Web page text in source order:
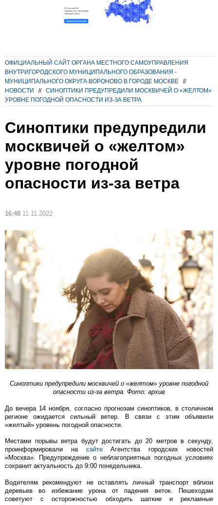
ОФИЦИАЛЬНЫЙ САЙТ ОРГАНА МЕСТНОГО САМОУПРАВЛЕНИЯ
ВНУТРИГОРОДСКОГО МУНИЦИПАЛЬНОГО ОБРАЗОВАНИЯ -
МУНИЦИПАЛЬНОГО ОКРУГА ВОРОНОВО В ГОРОДЕ МОСКВЕ
//
НОВОСТИ
//
СИНОПТИКИ ПРЕДУПРЕДИЛИ МОСКВИЧЕЙ О «ЖЕЛТОМ»
УРОВНЕ ПОГОДНОЙ ОПАСНОСТИ ИЗ-ЗА ВЕТРА
Синоптики предупредили
москвичей о «желтом»
уровне погодной
опасности из-за ветра
16:48 11.11.2022
Синоптики предупредили москвичей о «желтом» уровне погодной
опасности из-за ветра. Фото: архив
До вечера 14 ноября, согласно прогнозам синоптиков, в столичном
регионе ожидается сильный ветер. В связи с этим объявили
«желтый» уровень погодной опасности.
Местами порывы ветра будут достигать до 20 метров в секунду,
проинформировали на сайтеАгентства городских новостей
«Москва». Предупреждение о неблагоприятных погодных условиях
сохранит актуальность до 9:00 понедельника.
Водителям рекомендуют не оставлять личный транспорт вблизи
деревьев во избежание урона от падения веток. Пешеходам
советуют с осторожностью обходить шаткие и рекламные